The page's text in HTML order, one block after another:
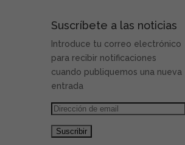
Suscríbete a las noticias
Introduce tu correo electrónico
para recibir notificaciones
cuando publiquemos una nueva
entrada
Dirección
email